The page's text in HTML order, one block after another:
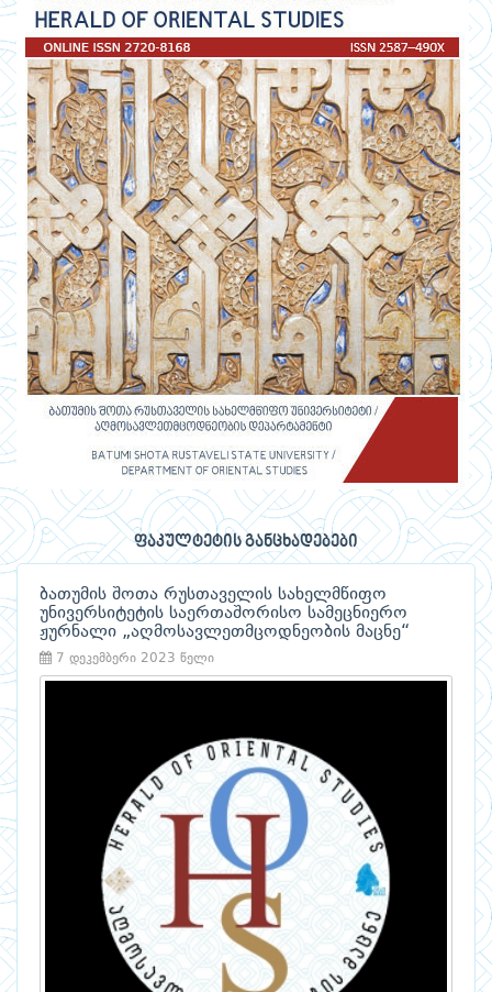
ფაკულტეტის განცხადებები
ბათუმის შოთა რუსთაველის სახელმწიფო
უნივერსიტეტის საერთაშორისო სამეცნიერო
ჟურნალი „აღმოსავლეთმცოდნეობის მაცნე“
7 დეკემბერი 2023 წელი